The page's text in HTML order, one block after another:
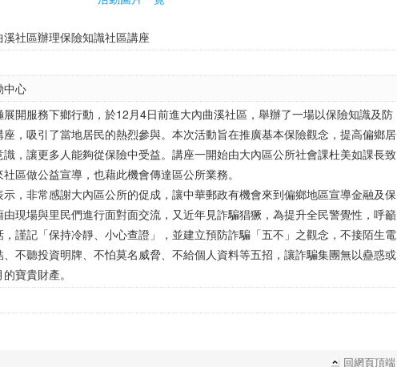
社區辦理保險知識社區講座
中心
開服務下鄉行動，於12月4日前進大內曲溪社區，舉辦了一場以保險知識及防
，吸引了當地居民的熱烈參與。本次活動旨在推廣基本保險觀念，提高偏鄉居
識，讓更多人能夠從保險中受益。講座一開始由大內區公所社會課杜美如課長致
區做公益宣導，也藉此機會傳達區公所業務。
，非常感謝大內區公所的促成，讓中華郵政有機會來到偏鄉地區宣導金融及保
現場與里民們進行面對面交流，又近年見詐騙猖獗，為提升全民警覺性，呼籲
，謹記「保持冷靜、小心查證」，並建立預防詐騙「五不」之觀念，不接陌生電
不聽投資明牌、不怕莫名威脅、不給個人資料等五招，讓詐騙集團無以蠱惑或
寶貴財產。
回網頁頂端